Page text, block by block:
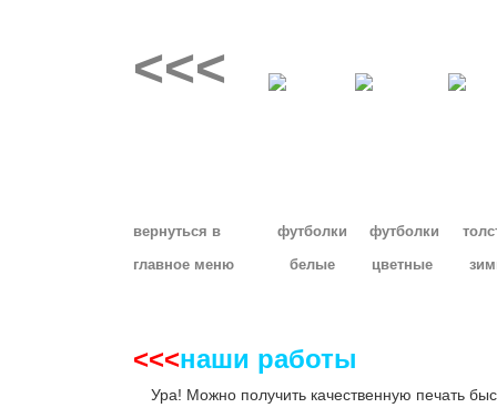
<<<
вернуться в
главное меню
футболки
белые
футболки
цветные
<<<наши работы
Ура! Можно получить качественную печать